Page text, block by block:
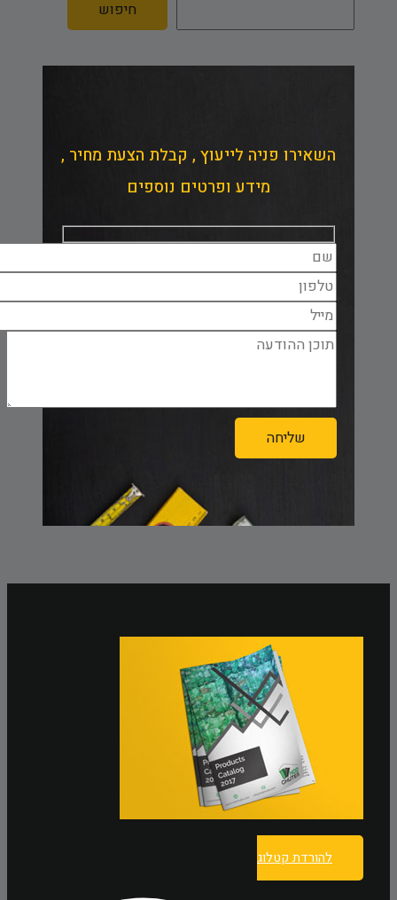
חיפוש
השאירו פניה לייעוץ , קבלת הצעת מחיר ,
מידע ופרטים נוספים
להורדת קטלוג